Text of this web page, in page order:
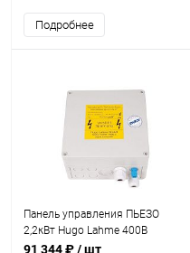
Подробнее
Панель управления ПЬЕЗО
2,2кВт Hugo Lahme 400В
(7336540)
91 344 ₽/ шт